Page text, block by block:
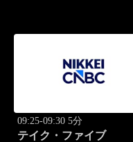
09:25-09:30 5分
テイク・ファイブ